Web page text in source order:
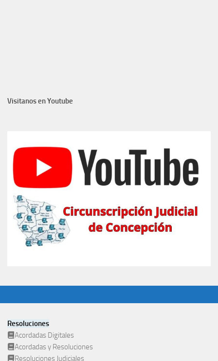
Visitanos en Youtube
Resoluciones
Acordadas Digitales
Acordadas y Resoluciones
Resoluciones Judiciales